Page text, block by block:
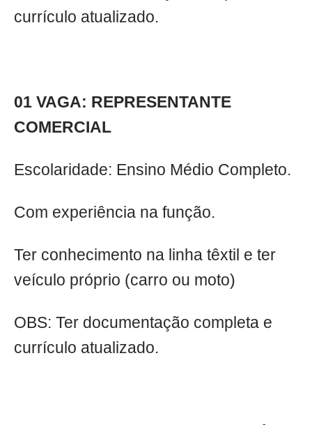
currículo atualizado.
01 VAGA: REPRESENTANTE
COMERCIAL
Escolaridade: Ensino Médio Completo.
Com experiência na função.
Ter conhecimento na linha têxtil e ter
veículo próprio (carro ou moto)
OBS: Ter documentação completa e
currículo atualizado.